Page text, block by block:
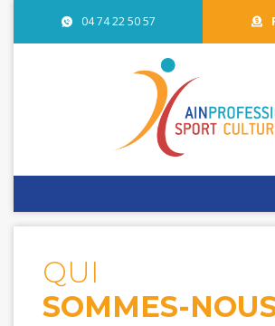
04 74 22 50 57
QUI
SOMMES-